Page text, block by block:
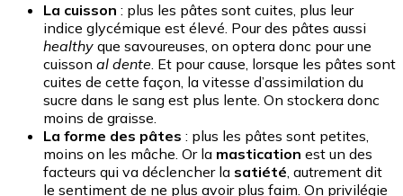
La cuisson : plus les pâtes sont cuites, plus leur
indice glycémique est élevé. Pour des pâtes aussi
healthy que savoureuses, on optera donc pour une
cuisson al dente. Et pour cause, lorsque les pâtes sont
cuites de cette façon, la vitesse d’assimilation du
sucre dans le sang est plus lente. On stockera donc
moins de graisse.
La forme des pâtes : plus les pâtes sont petites,
moins on les mâche. Or la mastication est un des
facteurs qui va déclencher la satiété, autrement dit
le sentiment de ne plus avoir plus faim. On privilégie